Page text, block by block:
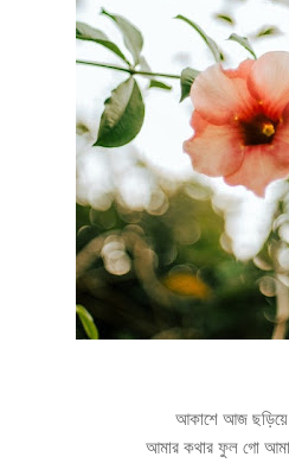
আকাশে আজ ছড়িয়ে
আমার কথার ফুল গো